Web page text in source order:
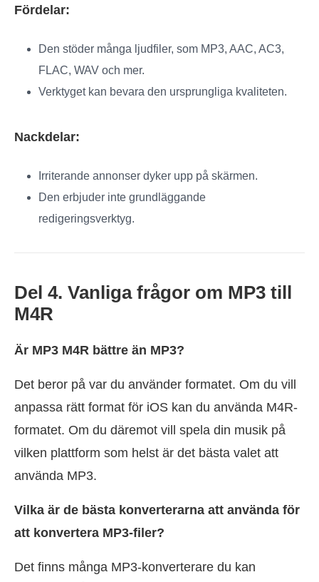
Fördelar:
Den stöder många ljudfiler, som MP3, AAC, AC3,
FLAC, WAV och mer.
Verktyget kan bevara den ursprungliga kvaliteten.
Nackdelar:
Irriterande annonser dyker upp på skärmen.
Den erbjuder inte grundläggande
redigeringsverktyg.
Del 4. Vanliga frågor om MP3 till
M4R
Är MP3 M4R bättre än MP3?
Det beror på var du använder formatet. Om du vill
anpassa rätt format för iOS kan du använda M4R-
formatet. Om du däremot vill spela din musik på
vilken plattform som helst är det bästa valet att
använda MP3.
Vilka är de bästa konverterarna att använda för
att konvertera MP3-filer?
Det finns många MP3-konverterare du kan